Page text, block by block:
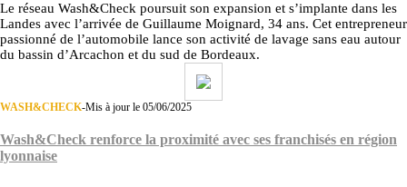
Le réseau Wash&Check poursuit son expansion et s’implante dans les
Landes avec l’arrivée de Guillaume Moignard, 34 ans. Cet entrepreneur
passionné de l’automobile lance son activité de lavage sans eau autour
du bassin d’Arcachon et du sud de Bordeaux.
WASH&CHECK-Mis à jour le 05/06/2025
Wash&Check renforce la proximité avec ses franchisés en région
lyonnaise